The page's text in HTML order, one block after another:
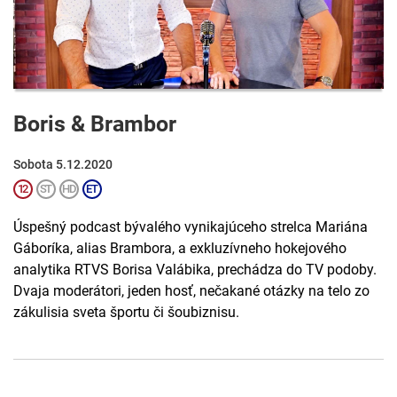
Boris & Brambor
Sobota 5.12.2020
Úspešný podcast bývalého vynikajúceho strelca Mariána
Gáboríka, alias Brambora, a exkluzívneho hokejového
analytika RTVS Borisa Valábika, prechádza do TV podoby.
Dvaja moderátori, jeden hosť, nečakané otázky na telo zo
zákulisia sveta športu či šoubiznisu.